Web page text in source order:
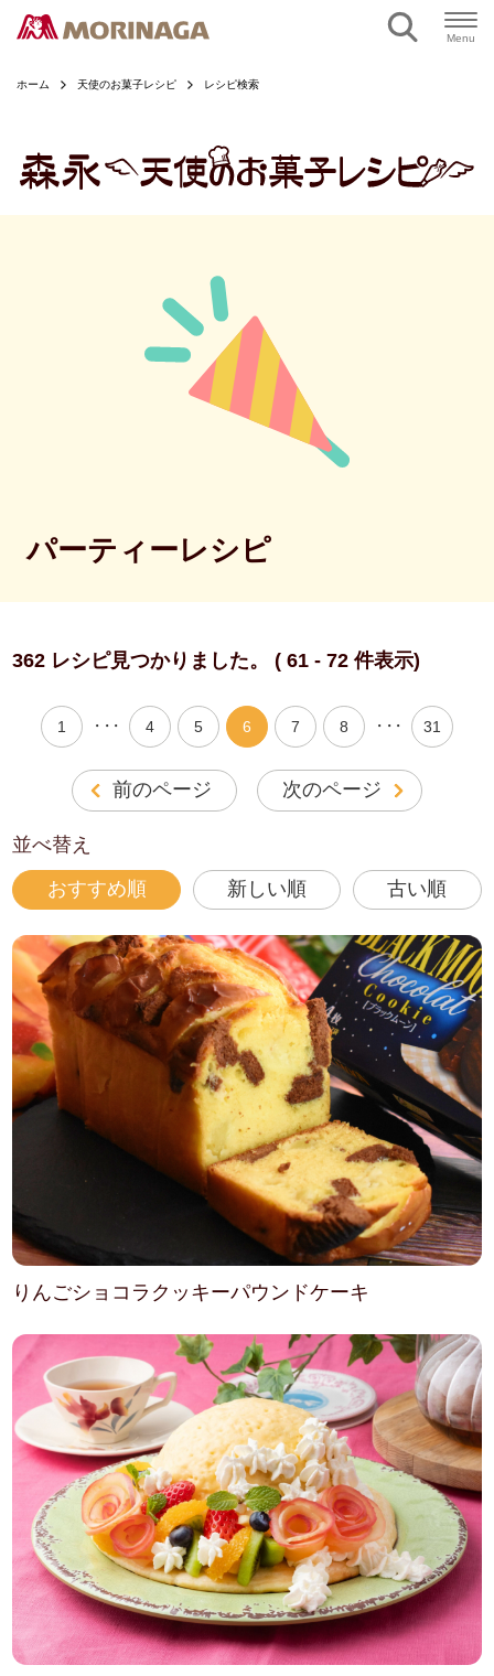
Menu
ホーム 天使のお菓子レシピ レシピ検索
パーティーレシピ
362 レシピ見つかりました。 ( 61 - 72 件表示)
前のページ
1 ・・・ 4 5 6 7 8 ・・・ 31
次のページ
並べ替え
おすすめ順 新しい順 古い順
りんごショコラクッキーパウンドケーキ